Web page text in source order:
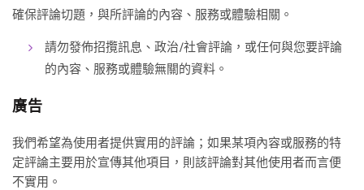
確保評論切題，與所評論的內容、服務或體驗相關。
請勿發佈招攬訊息、政治/社會評論，或任何與您要評論
的內容、服務或體驗無關的資料。
廣告
我們希望為使用者提供實用的評論；如果某項內容或服務的特
定評論主要用於宣傳其他項目，則該評論對其他使用者而言便
不實用。